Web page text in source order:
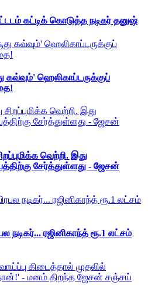
கட்டிக் கொடுத்த நடிகர் தனுஷ்
ஹெலிகாப்டருக்குப்
வெற்றி. இது
சேர்த்துள்ளது - ஜேசன்
ரஜினிகாந்த் ரூ.1 லட்சம்